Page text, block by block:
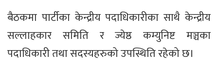
बैठकमा पार्टीका केन्द्रीय पदाधिकारीका साथै केन्द्रीय
सल्लाहकार समिति र ज्येष्ठ कम्युनिष्ट मञ्चका
पदाधिकारी तथा सदस्यहरुको उपस्थिति रहेको छ।